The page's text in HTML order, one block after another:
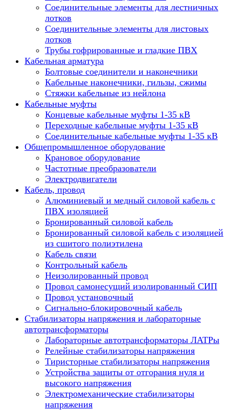
Соединительные элементы для лестничных
лотков
Соединительные элементы для листовых
лотков
Трубы гофрированные и гладкие ПВХ
Кабельная арматура
Болтовые соединители и наконечники
Кабельные наконечники, гильзы, сжимы
Стяжки кабельные из нейлона
Кабельные муфты
Концевые кабельные муфты 1-35 кВ
Переходные кабельные муфты 1-35 кВ
Соединительные кабельные муфты 1-35 кВ
Общепромышленное оборудование
Крановое оборудование
Частотные преобразователи
Электродвигатели
Кабель, провод
Алюминиевый и медный силовой кабель с
ПВХ изоляцией
Бронированный силовой кабель
Бронированный силовой кабель с изоляцией
из сшитого полиэтилена
Кабель связи
Контрольный кабель
Неизолированный провод
Провод самонесущий изолированный СИП
Провод установочный
Сигнально-блокировочный кабель
Стабилизаторы напряжения и лабораторные
автотрансформаторы
Лабораторные автотрансформаторы ЛАТРы
Релейные стабилизаторы напряжения
Тиристорные стабилизаторы напряжения
Устройства защиты от отгорания нуля и
высокого напряжения
Электромеханические стабилизаторы
напряжения